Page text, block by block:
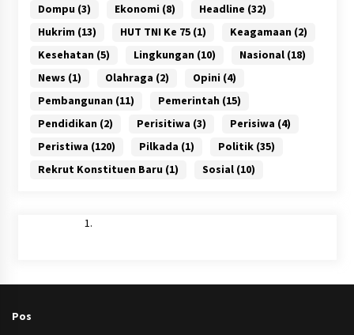
Dompu (3) Ekonomi (8) Headline (32)
Hukrim (13) HUT TNI Ke 75(1) Keagamaan (2)
Kesehatan (5) Lingkungan (10) Nasional(18)
News (1) Olahraga (2) Opini (4)
Pembangunan (11) Pemerintah (15)
Pendidikan (2) Perisitiwa (3) Perisiwa (4)
Peristiwa (120) Pilkada (1) Politik(35)
Rekrut Konstituen Baru (1) Sosial(10)
Pos